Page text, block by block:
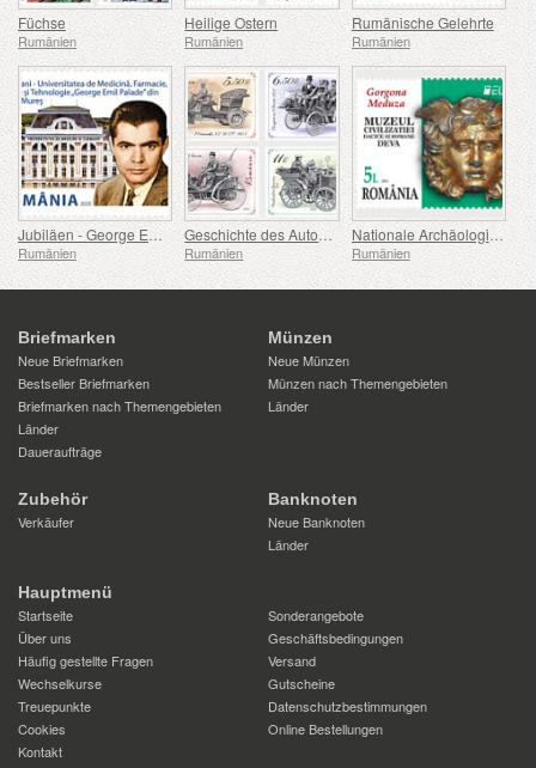
Füchse
Rumänien
Heilige Ostern
Rumänien
Rumänische Gelehrte
Rumänien
Jubiläen - George Emil Palade Universität für Medizin, Pharmazie, Naturwissenschaften und Technologie von Targu Mures
Rumänien
Geschichte des Automobils (II)
Rumänien
Nationale Archäologische Entdeckungen
Rumänien
Briefmarken
Neue Briefmarken
Bestseller Briefmarken
Briefmarken nach Themengebieten
Länder
Daueraufträge
Münzen
Neue Münzen
Münzen nach Themengebieten
Länder
Zubehör
Verkäufer
Banknoten
Neue Banknoten
Länder
Hauptmenü
Startseite
Sonderangebote
Über uns
Geschäftsbedingungen
Häufig gestellte Fragen
Versand
Wechselkurse
Gutscheine
Treuepunkte
Datenschutzbestimmungen
Cookies
Online Bestellungen
Kontakt